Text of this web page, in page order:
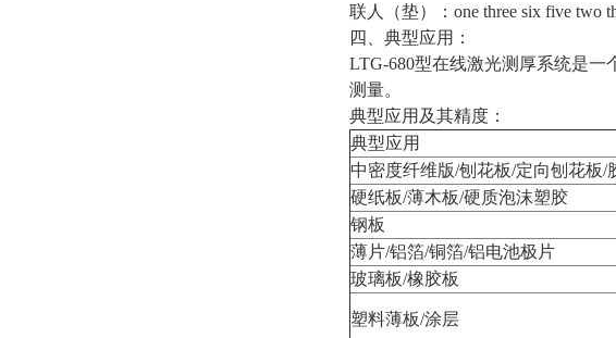
联人（垫）：one three six five two
四、典型应用：
LTG-680型在线激光测厚系统是
测量。
典型应用及其精度：
典型应用
中密度纤维版/刨花板/定向刨花板/
硬纸板/薄木板/硬质泡沫塑胶
钢板
薄片/铝箔/铜箔/铝电池极片
玻璃板/橡胶板
塑料薄板/涂层